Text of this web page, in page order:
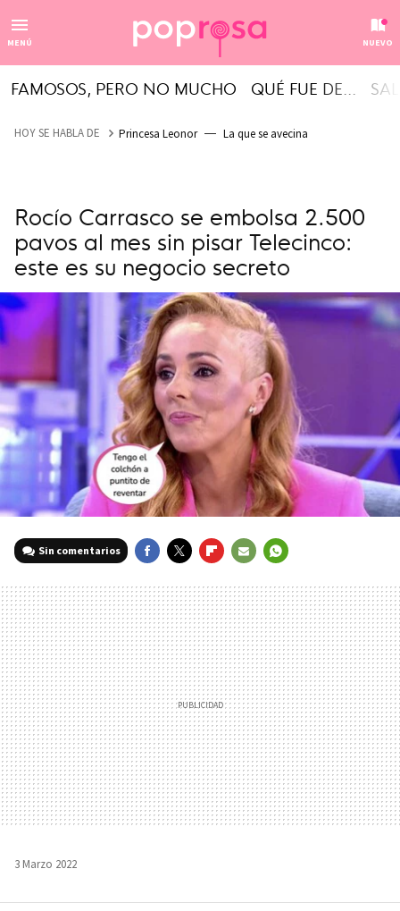
MENÚ NUEVO
FAMOSOS, PERO NO MUCHO QUÉ FUE DE...
HOY SE HABLA DE Princesa Leonor La que se avecina
Rocío Carrasco se embolsa 2.500
pavos al mes sin pisar Telecinco:
este es su negocio secreto
Sin comentarios
MAIL
3 Marzo 2022